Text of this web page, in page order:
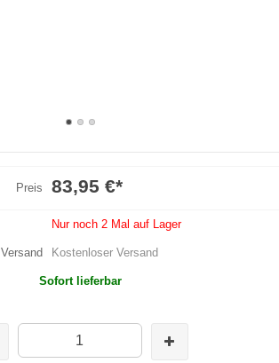
Preis 83,95 €*
Nur noch 2 Mal auf Lager
Versand Kostenloser Versand
Sofort lieferbar